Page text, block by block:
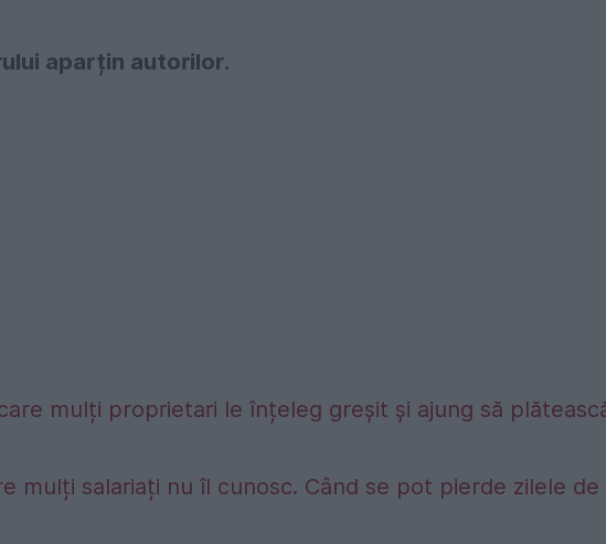
aparțin autorilor.
mulți proprietari le înțeleg greșit și ajung să
mulți salariați nu îl cunosc. Când se pot pierde zilele de